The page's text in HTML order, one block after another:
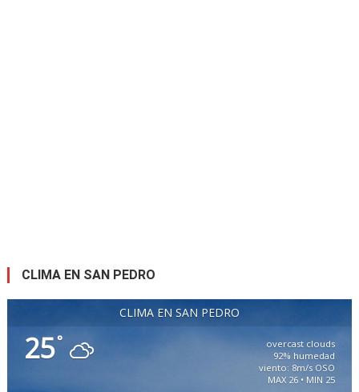
CLIMA EN SAN PEDRO
CLIMA EN SAN PEDRO
25°
overcast clouds
92% humedad
viento: 8m/s OSO
MAX 26 • MIN 25